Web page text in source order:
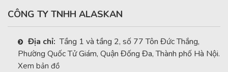
CÔNG TY TNHH ALASKAN
Địa chỉ: Tầng 1 và tầng 2, số 77 Tôn Đức Thắng,
Phường Quốc Tử Giám, Quận Đống Đa, Thành phố Hà Nội.
Xem bản đồ